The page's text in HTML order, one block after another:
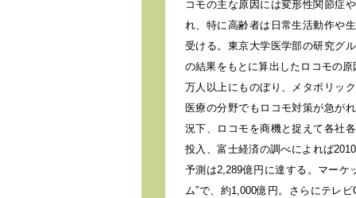
コモの主な原因には変形性関節症
れ、特に高齢者は日常生活動作や
受ける。東京大学医学部の研究グ
の結果をもとに算出したロコモの
万人以上にものぼり、メタボリッ
医療の分野でもロコモ対策が急が
況下、ロコモを商機と捉えて各社
投入、富士経済の調べによれば
予測は2,289億円に達する。マーケ
ム”で、約1,000億円。さらにテレ